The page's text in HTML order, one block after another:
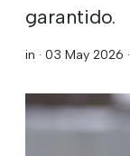
garantido.
in · 03 May 2026 ·